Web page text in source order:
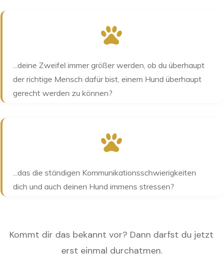
...deine Zweifel immer größer werden, ob du überhaupt
der richtige Mensch dafür bist, einem Hund überhaupt
gerecht werden zu können?
...das die ständigen Kommunikationsschwierigkeiten
dich und auch deinen Hund immens stressen?
Kommt dir das bekannt vor? Dann darfst du jetzt
erst einmal durchatmen.